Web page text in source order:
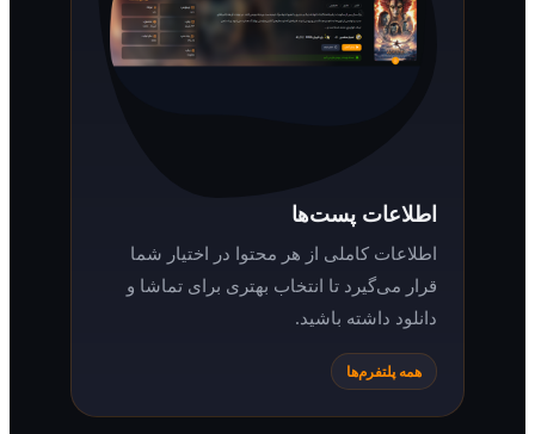
اطلاعات پست‌ها
اطلاعات کاملی از هر محتوا در اختیار شما
قرار می‌گیرد تا انتخاب بهتری برای تماشا و
دانلود داشته باشید.
همه پلتفرم‌ها